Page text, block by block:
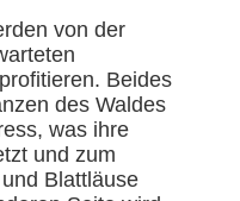
von der
Beides
des Waldes
was ihre
und zum
Blattläuse